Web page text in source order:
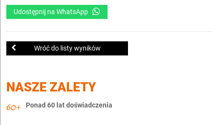
Udostępnij na WhatsApp
Wróć do listy wyników
NASZE ZALETY
Ponad 60 lat doświadczenia